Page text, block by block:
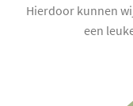
Hierdoor kunnen
een